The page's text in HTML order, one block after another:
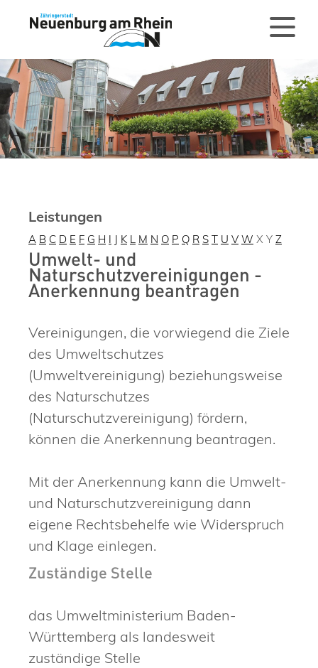
Leistungen
A B C D E F G H I J K L M N O P Q R S T U V W X Y Z
Umwelt- und
Naturschutzvereinigungen -
Anerkennung beantragen
Vereinigungen, die vorwiegend die Ziele
des Umweltschutzes
(Umweltvereinigung) beziehungsweise
des Naturschutzes
(Naturschutzvereinigung) fördern,
können die Anerkennung beantragen.
Mit der Anerkennung kann die Umwelt-
und Naturschutzvereinigung dann
eigene Rechtsbehelfe wie Widerspruch
und Klage einlegen.
Zuständige Stelle
das Umweltministerium Baden-
Württemberg als landesweit
zuständige Stelle